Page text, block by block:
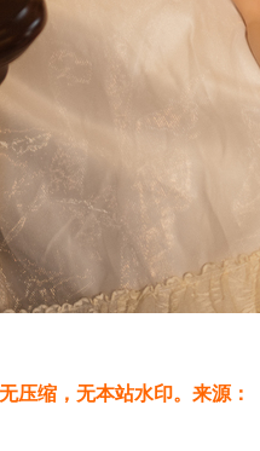
压缩，无本站水印。来源：